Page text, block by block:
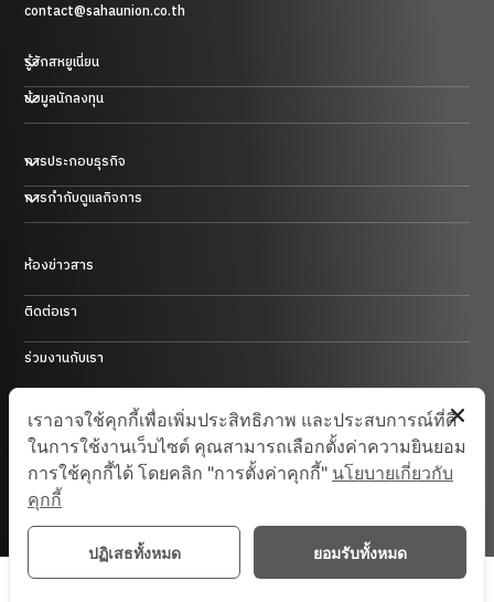
contact@sahaunion.co.th
รู้จักสหยูเนี่ยน
ข้อมูลนักลงทุน
การประกอบธุรกิจ
ธุรกิจพลาสติก ยาง และโลหะ
ธุรกิจการค้า
ธุรกิจพลังงานในประเทศสาธารณรัฐประชาชนจีน
การกำกับดูแลกิจการ
การบริหารความเสี่ยงและการควบคุมภายใน
ห้องข่าวสาร
ติดต่อเรา
ร่วมงานกับเรา
เราอาจใช้คุกกี้เพื่อเพิ่มประสิทธิภาพ และประสบการณ์ที่ดี
ในการใช้งานเว็บไซต์ คุณสามารถเลือกตั้งค่าความยินยอม
การใช้คุกกี้ได้ โดยคลิก "การตั้งค่าคุกกี้" นโยบายเกี่ยวกับ
คุกกี้
ปฏิเสธทั้งหมด ยอมรับทั้งหมด